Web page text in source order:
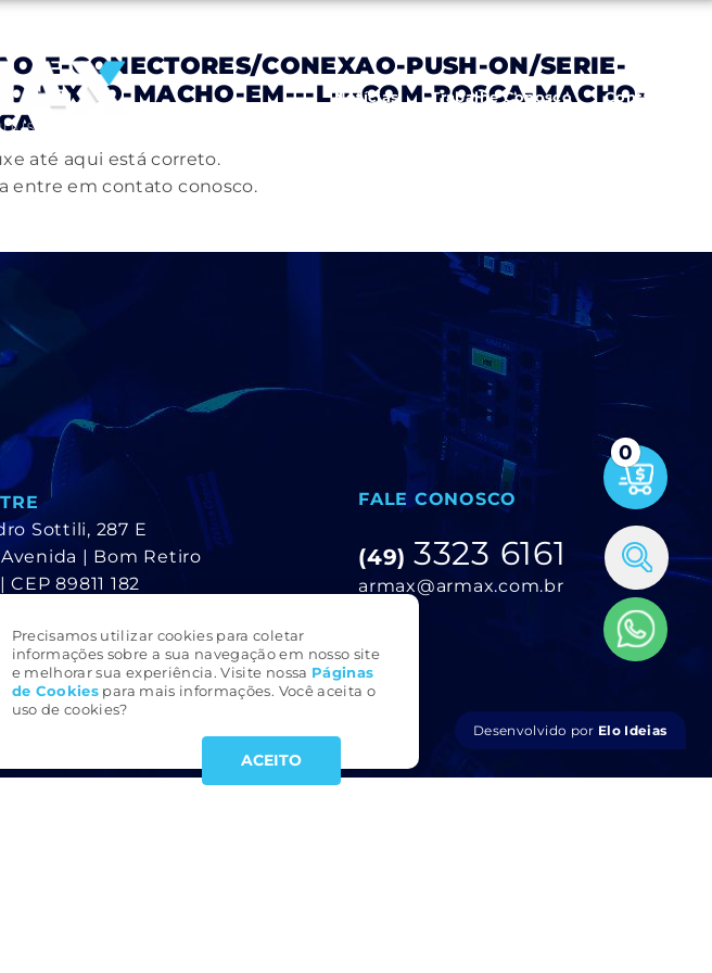
Precisamos utilizar cookies para coletar
informações sobre a sua navegação em nosso site
e melhorar sua experiência. Visite nossa Páginas
de Cookies para mais informações. Você aceita o
uso de cookies?
ACEITO
Notícias Trabalhe Conosco Contato
E-CONECTORES/CONEXAO-PUSH-ON/SERIE-
MACHO-EM---L---COM-ROSCA-MACHO-
até aqui está correto.
entre em contato conosco.
0
Sottili, 287 E
| Bom Retiro
89811 182
FALE CONOSCO
(49) 3323 6161
armax@armax.com.br
Desenvolvido por Elo Ideias